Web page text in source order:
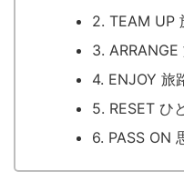
2. TEAM UP
3.
4. ENJOY 旅
5. RESET ひ
6. PASS ON